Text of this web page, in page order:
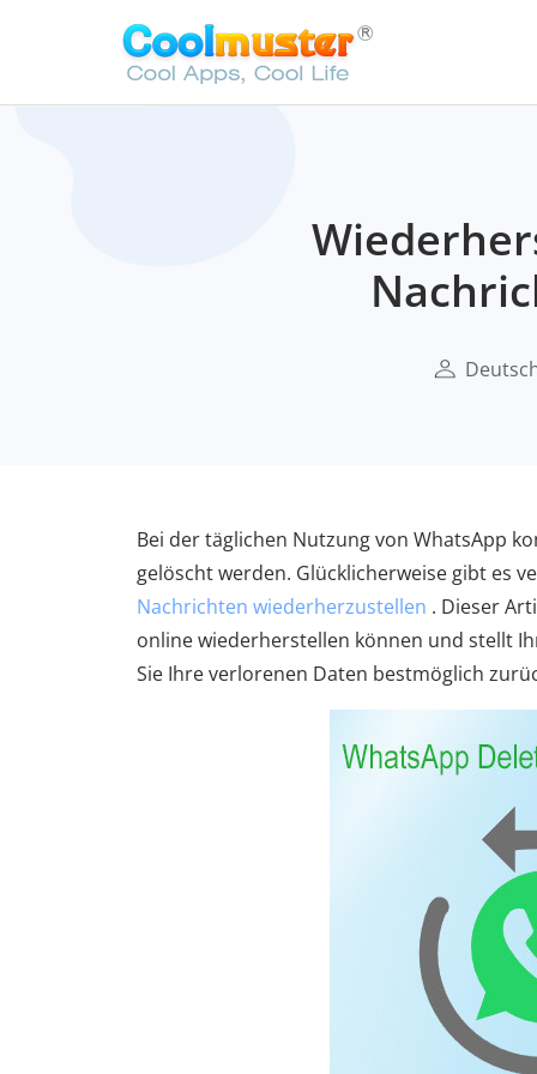
Bei der täglichen Nutzung von WhatsApp
gelöscht werden. Glücklicherweise gibt es
Nachrichten wiederherzustellen . Dieser
online wiederherstellen können und stellt
Sie Ihre verlorenen Daten bestmöglich